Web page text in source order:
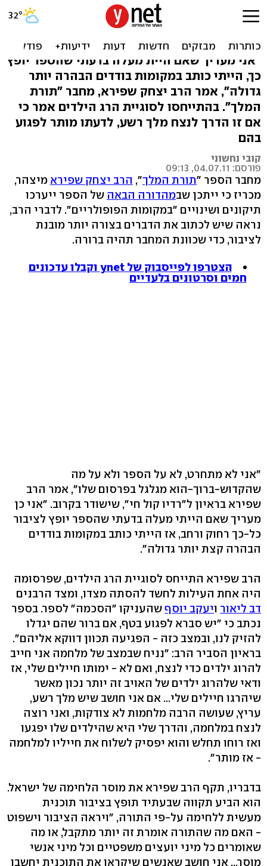
מחבר תורת המלך: 'לא
מתחרט, אולי הייתי משנה'
"אני מעריך שאם היית מעלה בדעתי שהספר יופץ
כך, הייתי כותב במקומות בודדים הבהרה יותר
גדולה", אמר הרב יצחק שפירא, מחבר "תורת
המלך". בהתייחסו לסוגיית הרג הילדים אמר כי
אם זו הדרך לנצח מלך רשע, לדעתו מותר לפגוע
בהם
קובי נחשוני
פורסם: 04.07.11, 09:13
מחבר הספר "תורת המלך", הרב יצחק שפירא מיצהר,
מכריז כי ייתכן שבמהדורה הבאה של הספר ייערכו
תיקונים ושינויים "במקומות הפופולריים". לדברי הרב,
נראה שיש לכתוב את הדברים בצורה יותר מובנת
לציבור, כדי שכוונת המחבר תהיה ברורה.
הצטרפו לפייסבוק של ynet וקבלו עדכונים
חמים וסרטונים בלעדיים
"אני לא מתחרט, לא על הספר ולא על מה
שהקדוש-ברוך-הוא מגלגל בפרסום שלו", אמר הרב
שפירא בראיון ל"רדיו קול חי", שישודר בקרוב. "אני כן
מעריך שאם הייתי מעלה בדעתי שהספר יופץ לציבור
כל-כך רחוק ורחב, אז הייתי כותב במקומות בודדים
הבהרה קצת יותר גדולה".
הרב שפירא התייחס לסוגיית הרג הילדים, שפרסומה
היה אחת העילות לחשד להסתה מצדו, ומצד הרבנים
דב ליאור ויעקב יוסףשהעניקו "הסכמה" לספר. בספר
נכתב כי "יש סברא לפגוע בטף, אם ברור שהם יגדלו
להזיק לנו, ובמצב כזה - הפגיעה תכוון דווקא אליהם".
בראיון הסביר הרב: "נניח שבמצב של מלחמה אני חייב
להרוג ילדים כדי לנצח, ואם לא - ימותו חיילים שלי, אז
ודאי שלהרוג ילדים של האויב זה יותר נכון מאשר
שיהרגו חיילים שלי... אם אני חושב שיש מלך רשע,
עריץ, שעושה הרבה מלחמות לא צודקות, ואני רוצה
לנצח במלחמה, והדרך שלי היא שהילדים שלו יפגעו
ואז רוחו תחלש והוא יפסיק לשלוח את חייליו למלחמה
- אז מותר".
בדבריו, תקף הרב שפירא את מוסר הלחימה של ישראל.
הוא הביע תקווה שבעתיד תופץ בציבור תוכנית
מעשית ללחימה על-פי התורה, "ויראה הציבור וישפוט
- האם מה שהתורה אומרת זה יותר מתקבל, או מה
שאומרים כל מיני יועצים משפטיים וכל מיני אנשי
מוסר... אני חושב שאנשים שיקראו את התוכנית יחשבו